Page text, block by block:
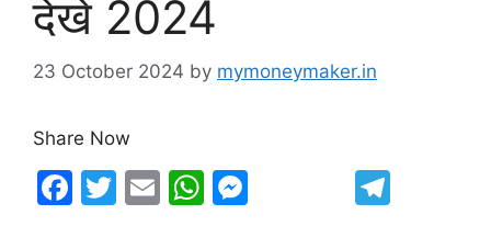
देखे 2024
23 October 2024 by mymoneymaker.in
Share Now
F
T
E
W